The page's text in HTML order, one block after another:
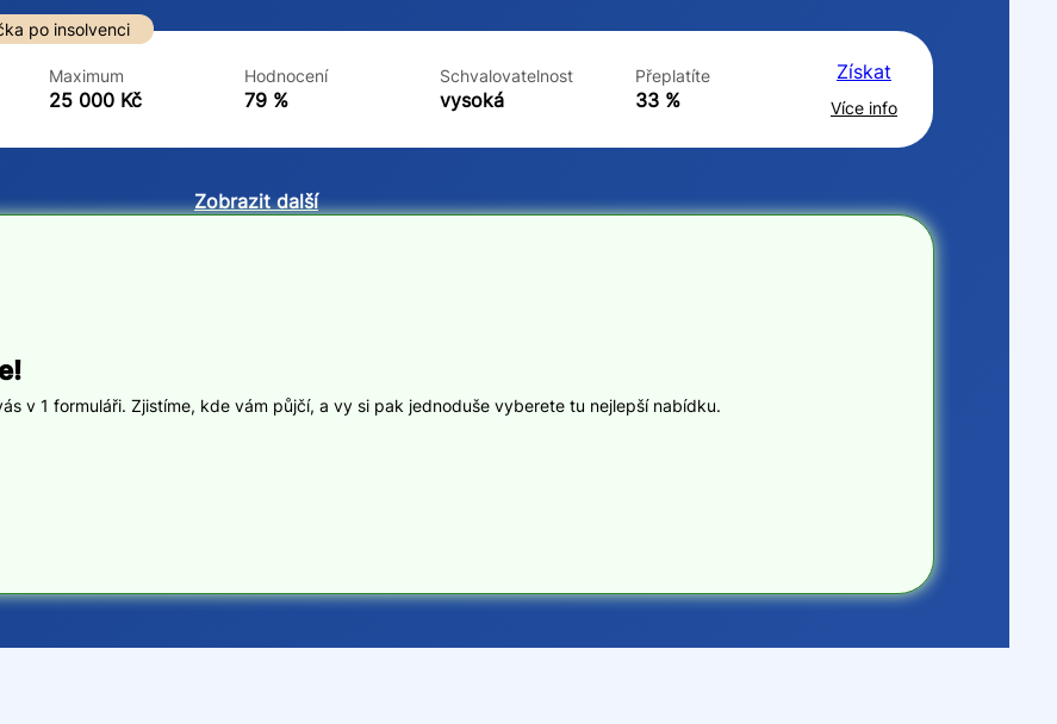
po insolvenci
Maximum
25 000 Kč
Hodnocení
79 %
Schvalovatelnost
vysoká
Přeplatíte
33 %
Získat
Více info
Zobrazit další
v 1 formuláři. Zjistíme, kde vám půjčí, a vy si pak jednoduše vyberete tu nejlepší nabídku.